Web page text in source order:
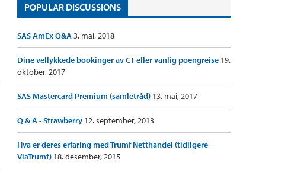
POPULAR DISCUSSIONS
SAS AmEx Q&A3. mai, 2018
Dine vellykkede bookinger av CT eller vanlig poengreise 19.
oktober, 2017
SAS Mastercard Premium (samletråd) 13. mai, 2017
Q & A - Strawberry 12. september, 2013
Hva er deres erfaring med Trumf Netthandel (tidligere
ViaTrumf) 18. desember, 2015